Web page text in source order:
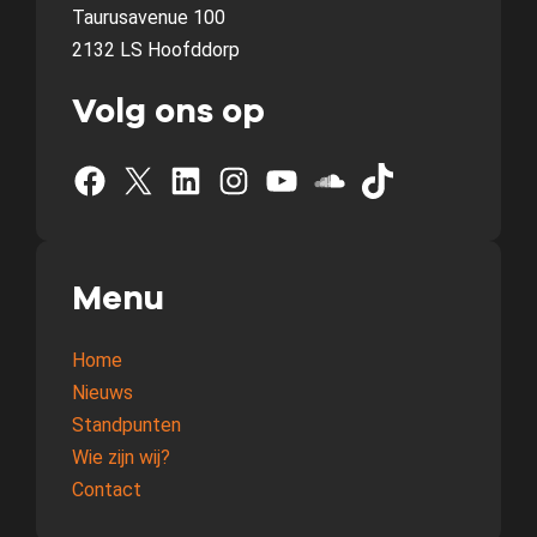
Taurusavenue 100
2132 LS Hoofddorp
Volg ons op
Facebook X LinkedIn Instagram YouTube SoundCloud TikTok
Menu
Home
Nieuws
Standpunten
Wie zijn wij?
Contact